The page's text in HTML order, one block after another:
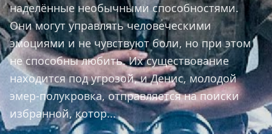
наделённые необычными способностями.
Они могут управлять человеческими
эмоциями и не чувствуют боли, но при этом
не способны любить. Их существование
находится под угрозой, и Денис, молодой
эмер-полукровка, отправляется на поиски
избранной, котор...